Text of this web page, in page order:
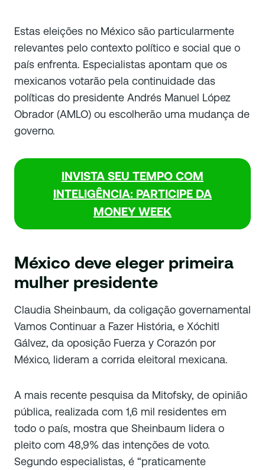
Estas eleições no México são particularmente
relevantes pelo contexto político e social que o
país enfrenta. Especialistas apontam que os
mexicanos votarão pela continuidade das
políticas do presidente Andrés Manuel López
Obrador (AMLO) ou escolherão uma mudança de
governo.
INVISTA SEU TEMPO COM
INTELIGÊNCIA: PARTICIPE DA
MONEY WEEK
México deve eleger primeira
mulher presidente
Claudia Sheinbaum, da coligação governamental
Vamos Continuar a Fazer História, e Xóchitl
Gálvez, da oposição Fuerza y ​​​​Corazón por
México, lideram a corrida eleitoral mexicana.
A mais recente pesquisa da Mitofsky, de opinião
pública, realizada com 1,6 mil residentes em
todo o país, mostra que Sheinbaum lidera o
pleito com 48,9% das intenções de voto.
Segundo especialistas, é “praticamente